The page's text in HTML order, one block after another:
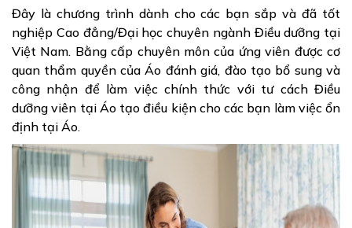
Đây là chương trình dành cho các bạn sắp và đã tốt
nghiệp Cao đẳng/Đại học chuyên ngành Điều dưỡng tại
Việt Nam. Bằng cấp chuyên môn của ứng viên được cơ
quan thẩm quyền của Áo đánh giá, đào tạo bổ sung và
công nhận để làm việc chính thức với tư cách Điều
dưỡng viên tại Áo tạo điều kiện cho các bạn làm việc ổn
định tại Áo.